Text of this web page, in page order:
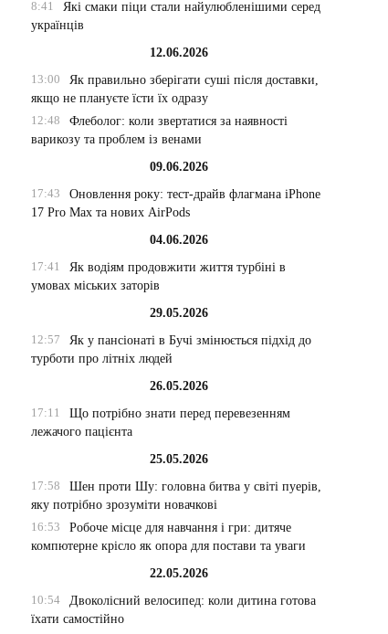
8:41
Які смаки піци стали найулюбленішими серед
українців
12.06.2026
13:00
Як правильно зберігати суші після доставки,
якщо не плануєте їсти їх одразу
12:48
Флеболог: коли звертатися за наявності
варикозу та проблем із венами
09.06.2026
17:43
Оновлення року: тест-драйв флагмана iPhone
17 Pro Max та нових AirPods
04.06.2026
17:41
Як водіям продовжити життя турбіні в
умовах міських заторів
29.05.2026
12:57
Як у пансіонаті в Бучі змінюється підхід до
турботи про літніх людей
26.05.2026
17:11
Що потрібно знати перед перевезенням
лежачого пацієнта
25.05.2026
17:58
Шен проти Шу: головна битва у світі пуерів,
яку потрібно зрозуміти новачкові
16:53
Робоче місце для навчання і гри: дитяче
компютерне крісло як опора для постави та уваги
22.05.2026
10:54
Двоколісний велосипед: коли дитина готова
їхати самостійно